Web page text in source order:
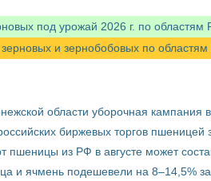
под урожай 2026 г. по областям
и зернобобовых по областям
области уборочная кампания
биржевых торгов пшеницей
пшеницы из РФ в августе может
и ячмень подешевели на 8–14,5%